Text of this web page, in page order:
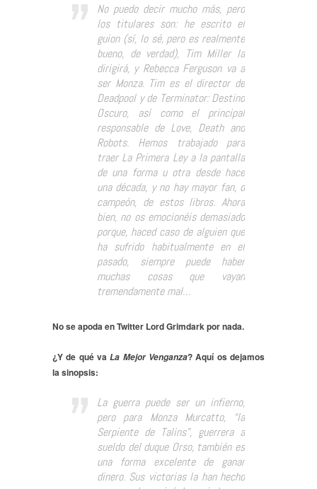
No puedo decir mucho más, pero
los titulares son: he escrito el
guion (sí, lo sé, pero es realmente
bueno, de verdad), Tim Miller la
dirigirá, y Rebecca Ferguson va a
ser Monza. Tim es el director de
Deadpool y de Terminator: Destino
Oscuro, así como el principal
responsable de Love, Death and
Robots. Hemos trabajado para
traer La Primera Ley a la pantalla
de una forma u otra desde hace
una década, y no hay mayor fan, o
campeón, de estos libros. Ahora
bien, no os emocionéis demasiado
porque, haced caso de alguien que
ha sufrido habitualmente en el
pasado, siempre puede haber
muchas cosas que vayan
tremendamente mal…
No se apoda en Twitter Lord Grimdark por nada.
¿Y de qué vaLa Mejor Venganza? Aquí os dejamos
la sinopsis:
La guerra puede ser un infierno,
pero para Monza Murcatto, “la
Serpiente de Talins”, guerrera a
sueldo del duque Orso, también es
una forma excelente de ganar
dinero. Sus victorias la han hecho